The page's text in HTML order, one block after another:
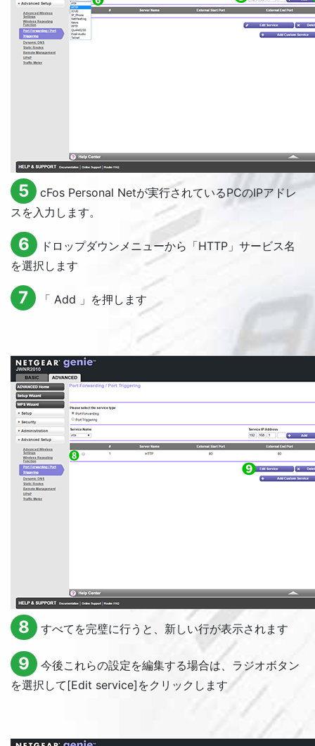
5
cFos Personal Netが実行されているPCのIPアドレ
スを入力します。
6
ドロップダウンメニューから「HTTP」サービス名
を選択します
7 「 Add 」を押します
8 すべてを完璧に行うと、新しい行が表示されます
9
今後これらの設定を編集する場合は、ラジオボタン
を選択して[Edit service]をクリックします